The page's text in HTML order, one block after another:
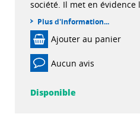
société. Il met en
Plus d'information...
Ajouter au panier
Aucun avis
Disponible